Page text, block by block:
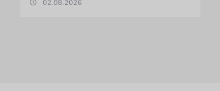
02.08.2026